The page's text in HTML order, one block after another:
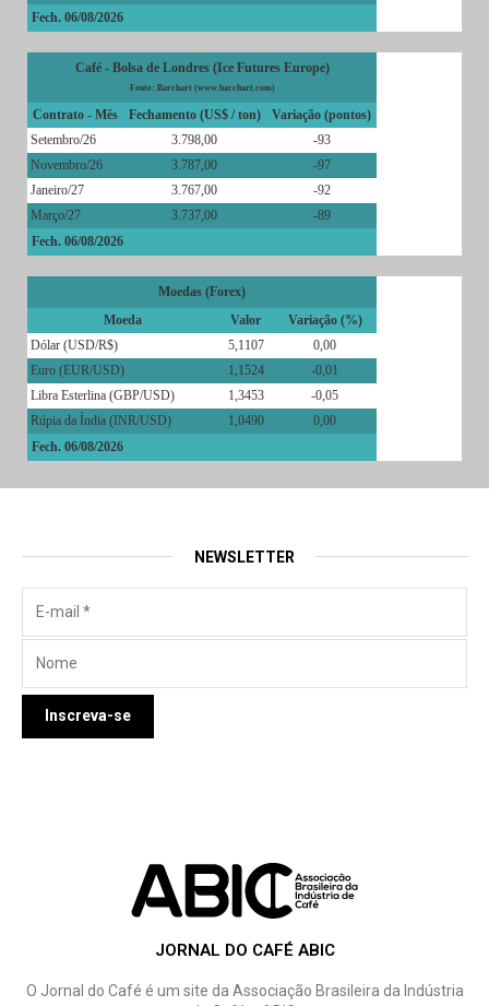
Fech. 06/08/2026
Café - Bolsa de Londres (Ice Futures Europe)
Fonte: Barchart (www.barchart.com)
Contrato - Mês Fechamento (US$ / ton)
Variação (pontos)
Setembro/26
3.798,00
-93
Novembro/26
3.787,00
-97
Janeiro/27
3.767,00
-92
Março/27
3.737,00
-89
Fech. 06/08/2026
Moedas (Forex)
Moeda
Valor
Variação (%)
Dólar (USD/R$)
5,1107
0,00
Euro (EUR/USD)
1,1524
-0,01
Libra Esterlina (GBP/USD)
1,3453
-0,05
Rúpia da Índia (INR/USD)
1,0490
0,00
Fech. 06/08/2026
NEWSLETTER
JORNAL DO CAFÉ ABIC
O Jornal do Café é um site da Associação Brasileira da Indústria